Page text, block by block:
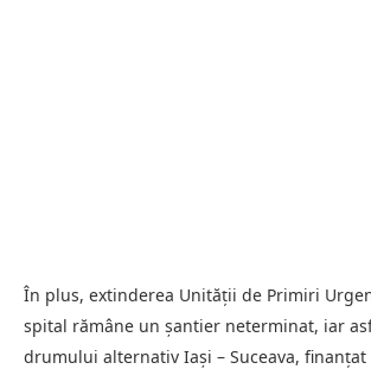
În plus, extinderea Unității de Primiri
spital rămâne un șantier neterminat, iar
drumului alternativ Iași – Suceava,